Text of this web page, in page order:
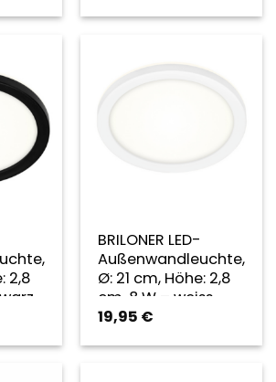
2,8
BRILONER LED-
Außenwandleuchte,
Ø: 21 cm, Höhe: 2,8
cm, 8 W – weiss
19,95 €